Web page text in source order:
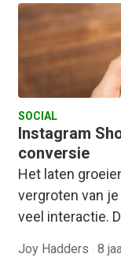
SOCIAL
Instagram
conversie
Het laten
vergroten van
veel interactie.
Joy Hadders · 8